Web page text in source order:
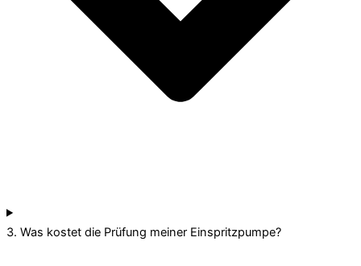
3. Was kostet die Prüfung meiner Einspritzpumpe?